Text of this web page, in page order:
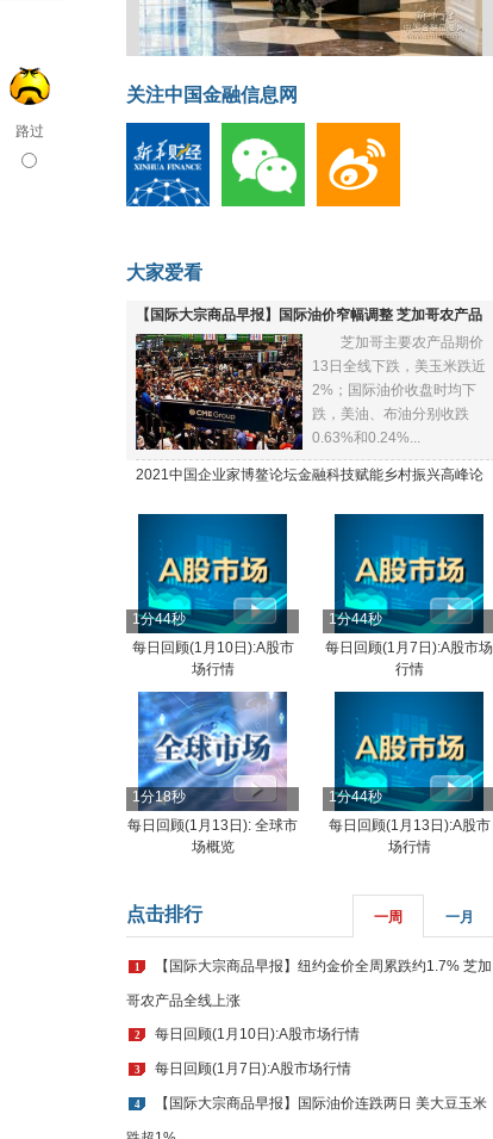
路过
菲律宾：防疫降级
关注中国金融信息网
大家爱看
【国际大宗商品早报】国际油价窄幅调整 芝加哥农产品
全线下跌
芝加哥主要农产品期价
13日全线下跌，美玉米跌近
2%；国际油价收盘时均下
跌，美油、布油分别收跌
0.63%和0.24%...
2021中国企业家博鳌论坛金融科技赋能乡村振兴高峰论
1分44秒
每日回顾(1月10日):A股市
场行情
1分44秒
每日回顾(1月7日):A股市场
行情
1分18秒
每日回顾(1月13日): 全球市
场概览
1分44秒
每日回顾(1月13日):A股市
场行情
点击排行 一周 一月
1 【国际大宗商品早报】纽约金价全周累跌约1.7% 芝加
哥农产品全线上涨
2 每日回顾(1月10日):A股市场行情
3 每日回顾(1月7日):A股市场行情
4 【国际大宗商品早报】国际油价连跌两日 美大豆玉米